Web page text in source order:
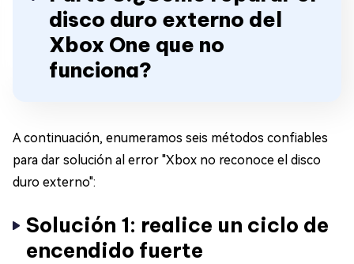
disco duro externo del
Xbox One que no
funciona?
A continuación, enumeramos seis métodos confiables
para dar solución al error "Xbox no reconoce el disco
duro externo":
Solución 1: realice un ciclo de
encendido fuerte